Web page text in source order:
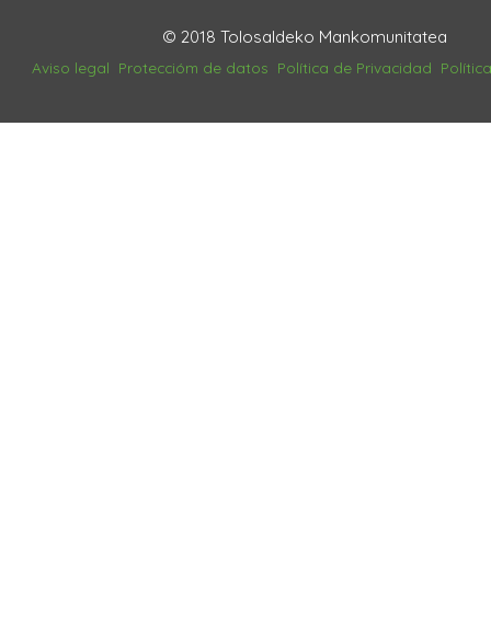
© 2018 Tolosaldeko Mankomunitatea
Aviso legal Proteccióm de datos Política de Privacidad